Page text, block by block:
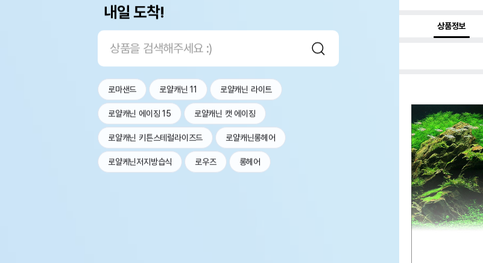
내일 도착!
로마샌드 로얄캐닌 11 로얄캐닌 라이트
로얄캐닌 에이징 15 로얄캐닌 캣 에이징
로얄캐닌 키튼스테럴라이즈드 로얄캐닌롱헤어
로얄케닌저지방습식 로우즈 롱헤어
상품정보